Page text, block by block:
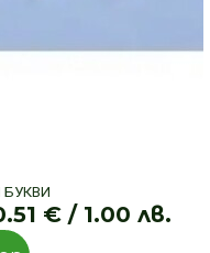
€/ 1.00 лв.